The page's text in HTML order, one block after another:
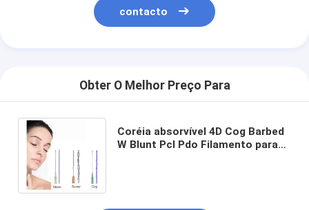
contacto
Obter O Melhor Preço Para
Coréia absorvível 4D Cog Barbed
W Blunt Pcl Pdo Filamento para